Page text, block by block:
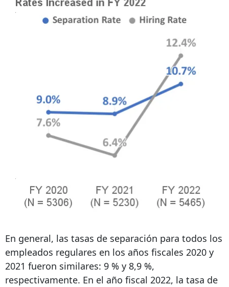
En general, las tasas de separación para todos los
empleados regulares en los años fiscales 2020 y
2021 fueron similares: 9 % y 8,9 %,
respectivamente. En el año fiscal 2022, la tasa de